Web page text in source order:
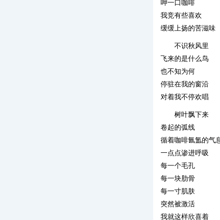
呷一口咖啡
我竞有些喜欢
缓缓上扬的苦滋味
不识秋风里
飞来的是什么鸟
也不知为何
停驻在我的窗沿
对着我不停欢唱
树叶飘下来
卷起的弧线
循着咖啡氤氲的气
一点点渗进呼吸
每一个毛孔
每一块肋骨
每一寸肌肤
突然被激活
我就这样欣喜着